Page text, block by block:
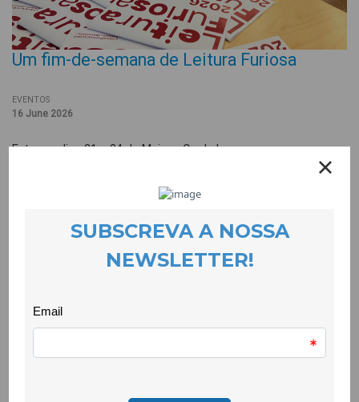
Um fim-de-semana de Leitura Furiosa
EVENTOS
16 June 2026
Entre os dias 21 a 24 de Maio, a CooLabora promoveu a
primeira edição da Leitura Furiosa na Covilhã, em conjunto com
a Casa da Achada – Centro Mário Dionísio e a associação
Cardan, de Amiens (França). Este evento furioso, destinado a
livros, palavras e desenhos. Temos muito a agradecer à Casa
do Menino Jesus, Grupo Recreativo Vitória de Santo António e
Frade e Marta Nunes, desenhadora/es; Etelvina Ferreira, Marta
Vilarinho e Quero Ser +, acompanhantes dos grupos; Ana
Leonor Santos e Inês Caetano, pela música a partir dos textos;
Andreia Félix, Gabriel Nicolella, Jorge Pedro Ferreira e Nuno
Municipal da Covilhã, Biblioteca da UBI e Tertúlia Livraria & Café,